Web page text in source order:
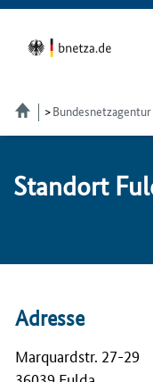
Bundesnetzagentur
Stand­ort
Adresse
Marquardstr. 27-29